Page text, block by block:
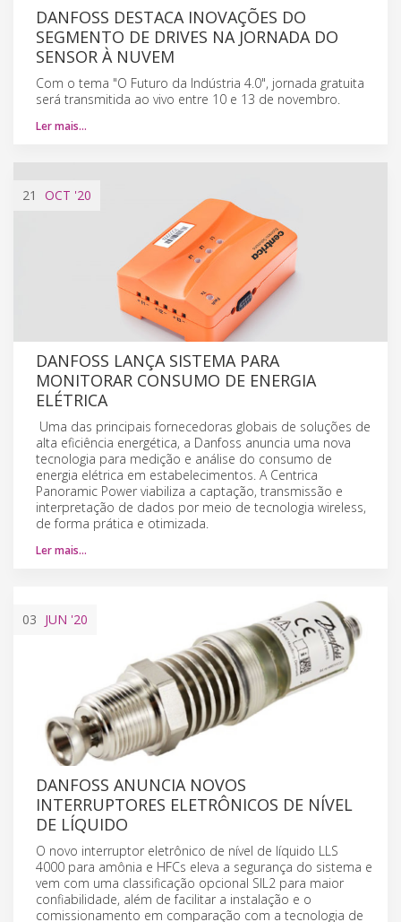
DANFOSS DESTACA INOVAÇÕES DO
SEGMENTO DE DRIVES NA JORNADA DO
SENSOR À NUVEM
Com o tema "O Futuro da Indústria 4.0", jornada gratuita
será transmitida ao vivo entre 10 e 13 de novembro.
Ler mais…
21 OCT '20
DANFOSS LANÇA SISTEMA PARA
MONITORAR CONSUMO DE ENERGIA
ELÉTRICA
Uma das principais fornecedoras globais de soluções de
alta eficiência energética, a Danfoss anuncia uma nova
tecnologia para medição e análise do consumo de
energia elétrica em estabelecimentos. A Centrica
Panoramic Power viabiliza a captação, transmissão e
interpretação de dados por meio de tecnologia wireless,
de forma prática e otimizada.
Ler mais…
03 JUN '20
DANFOSS ANUNCIA NOVOS
INTERRUPTORES ELETRÔNICOS DE NÍVEL
DE LÍQUIDO
O novo interruptor eletrônico de nível de líquido LLS
4000 para amônia e HFCs eleva a segurança do sistema e
vem com uma classificação opcional SIL2 para maior
confiabilidade, além de facilitar a instalação e o
comissionamento em comparação com a tecnologia de